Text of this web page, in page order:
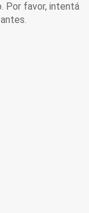
Por favor, intentá